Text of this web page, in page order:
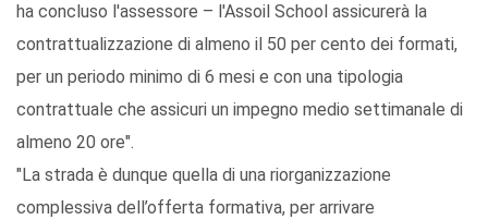
ha concluso l'assessore – l'Assoil School assicurerà la
contrattualizzazione di almeno il 50 per cento dei formati,
per un periodo minimo di 6 mesi e con una tipologia
contrattuale che assicuri un impegno medio settimanale di
almeno 20 ore".
"La strada è dunque quella di una riorganizzazione
complessiva dell’offerta formativa, per arrivare